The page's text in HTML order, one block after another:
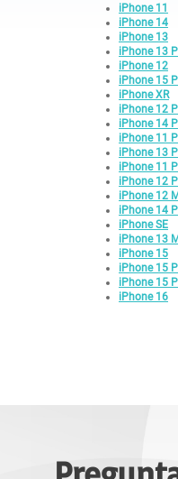
iPhone 11
iPhone 14
iPhone 13
iPhone 13
iPhone 12
iPhone 15
iPhone XR
iPhone 12
iPhone 14
iPhone 11
iPhone 13
iPhone 11
iPhone 12
iPhone 12
iPhone 14
iPhone SE
iPhone 13
iPhone 15
iPhone 15
iPhone 15
iPhone 16